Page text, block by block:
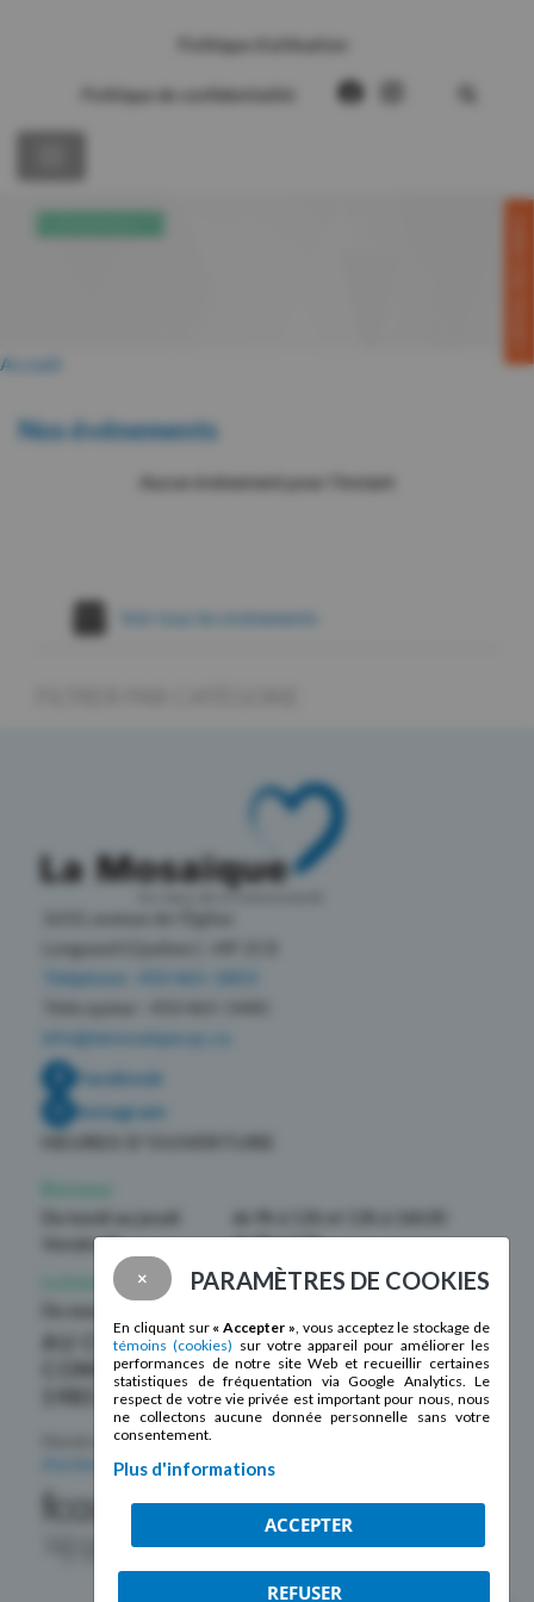
Politique d’utilisation
Politique de confidentialité
Accueil
Nos événements
Aucun événement pour l'instant
Voir tous les évènements
Longueuil (Québec) J4P 2C8
Téléphone : 450 465-1803
info@lamosaique.qc.ca
Facebook
Instagram
Vendredi
de 9h à 12h
La boutique La Mosaïque
Du mardi au samedi
AU CŒUR DE LA
COMMUNAUTÉ DEPUIS
Membre de laFédération des centres
d’action bénévole du Québec
× PARAMÈTRES DE COOKIES
En cliquant sur « Accepter », vous acceptez le stockage de
témoins (cookies) sur votre appareil pour améliorer les
performances de notre site Web et recueillir certaines
statistiques de fréquentation via Google Analytics. Le
respect de votre vie privée est important pour nous, nous
ne collectons aucune donnée personnelle sans votre
consentement.
Plus d'informations
ACCEPTER
REFUSER